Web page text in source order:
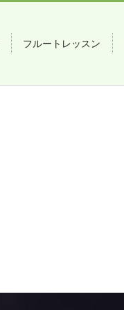
フルートレッスン